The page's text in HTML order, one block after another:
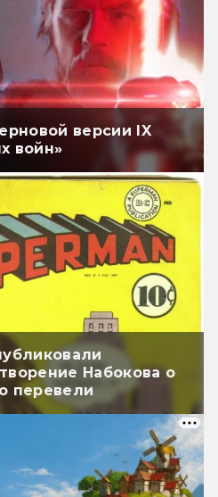
версии IX
войн»
Набокова о
перевели